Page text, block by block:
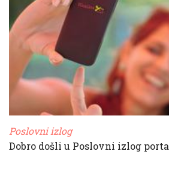
Poslovni izlog
Dobro došli u Poslovni izlog